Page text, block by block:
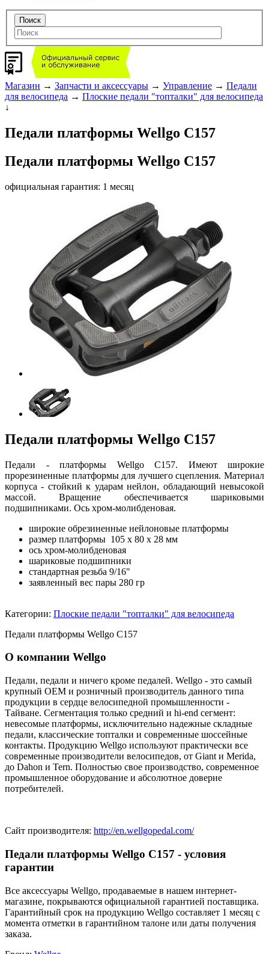
Магазин → Запчасти и аксессуары → Управление → Педали
для велосипеда → Плоские педали "топталки" для велосипеда
↓
Педали платформы Wellgo C157
Педали платформы Wellgo C157
официальная гарантия: 1 месяц
Педали платформы Wellgo C157
Педали - платформы Wellgo C157. Имеют широкие
прорезиненные платформы для лучшего сцепления. Материал
корпуса - стойкий к ударам нейлон, обладающий невысокой
массой. Вращение обеспечивается шариковыми
подшипниками. Ось хром-молибденовая.
широкие обрезиненные нейлоновые платформы
размер платформы 105 х 80 х 28 мм
ось хром-молибденовая
шариковые подшипники
стандартная резьба 9/16"
заявленный вес пары 280 гр
Категории: Плоские педали "топталки" для велосипеда
Педали платформы Wellgo C157
О компании Wellgo
Педали, педали и ничего кроме педалей. Wellgo - это самый
крупный OEM и розничный производитель данного типа
продукции в сердце велосипедной промышленности -
Тайване. Сегментация только средний и hi-end сегмент:
невесомые платформы, исключительно надежные складные
педали, классические топталки и современные шоссейные
контакты. Продукцию Wellgo используют практически все
современные производители велосипедов, от Giant и Merida,
до Dahon и Tern. Полностью свое производство, современное
промышленное оборудование и абсолютное доверие
потребителей.
Сайт производителя: http://en.wellgopedal.com/
Педали платформы Wellgo C157 - условия
гарантии
Все аксессуары Wellgo, продаваемые в нашем интернет-
магазине, покрываются официальной гарантией поставщика.
Гарантийный срок на продукцию Wellgo составляет 1 месяц с
момента отметки в гарантийном талоне или даты получения
заказа.